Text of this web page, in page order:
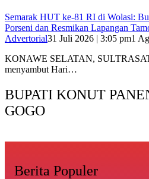
Semarak HUT ke-81 RI di Wolasi:
Porseni dan Resmikan Lapangan
Advertorial31 Juli 2026 | 3:05 pm1
KONAWE SELATAN,
menyambut Hari…
BUPATI KONUT
GOGO
Berita Populer